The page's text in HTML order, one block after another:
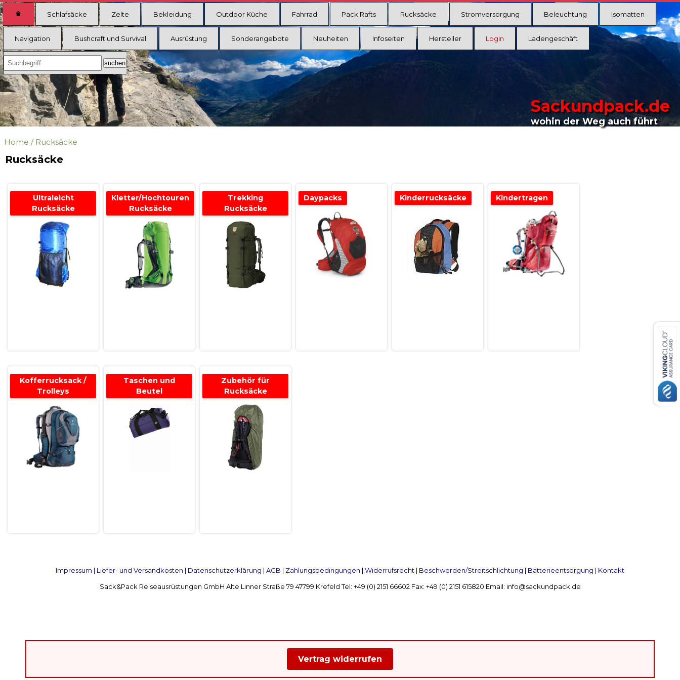
Schlafsäcke Zelte Bekleidung Outdoor Küche Fahrrad Pack Rafts Rucksäcke Stromversorgung Beleuchtung Isomatten
Navigation Bushcraft und Survival Ausrüstung Sonderangebote Neuheiten Infoseiten Hersteller Login Ladengeschäft
Sackundpack.de
wohin der Weg auch führt
Home / Rucksäcke
Rucksäcke
Ultraleicht
Rucksäcke
Kletter/Hochtouren
Rucksäcke
Trekking
Rucksäcke
Daypacks Kinderrucksäcke Kindertragen
Kofferrucksack /
Trolleys
Taschen und
Beutel
Zubehör für
Rucksäcke
Impressum | Liefer- und Versandkosten | Datenschutzerklärung | AGB | Zahlungsbedingungen | Widerrufsrecht | Beschwerden/Streitschlichtung | Batterieentsorgung | Kontakt
Sack&Pack Reiseausrüstungen GmbH Alte Linner Straße 79 47799 Krefeld Tel: +49 (0) 2151 66602 Fax: +49 (0) 2151 615820 Email: info@sackundpack.de
Vertrag widerrufen